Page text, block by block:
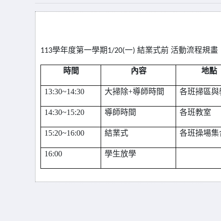
113學年度第一學期1/20(一) 結業式前 活動流程規畫
時間 內容 地點
13:30~14:30 大掃除+導師時間 各班掃區與
14:30~15:20 導師時間 各班教室
15:20~16:00 結業式 各班操場集
16:00 學生放學